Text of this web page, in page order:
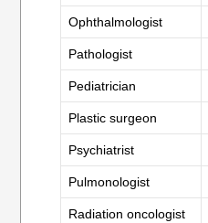
Ophthalmologist
Pathologist
Pediatrician
Plastic surgeon
Psychiatrist
Pulmonologist
Radiation oncologist